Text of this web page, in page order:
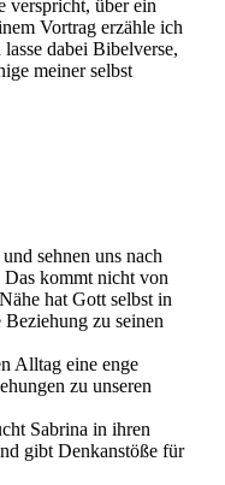
verspricht, über ein
Vortrag erzähle ich
dabei Bibelverse,
meiner selbst
sehnen uns nach
kommt nicht von
hat Gott selbst in
zu seinen
Alltag eine enge
zu unseren
Sabrina in ihren
gibt Denkanstöße für